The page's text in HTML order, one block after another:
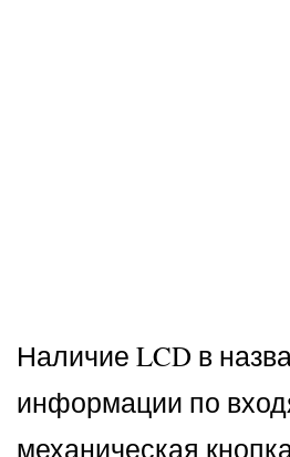
Наличие LCD в
информации по
механическая